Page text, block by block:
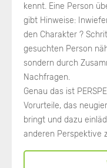
kennt. Eine Person
gibt Hinweise:
den Charakter ?
gesuchten Person
sondern durch
Nachfragen.
Genau das ist
Vorurteile, das
bringt und dazu
anderen Perspektive